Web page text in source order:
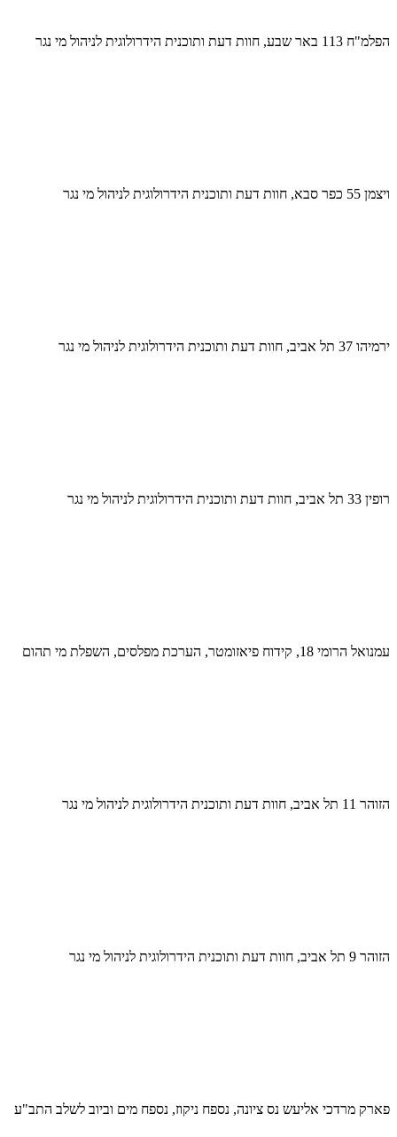
הפלמ"ח 113 באר שבע, חוות דעת ותוכנית הידרולוגית לניהול מי נגר
ויצמן 55 כפר סבא, חוות דעת ותוכנית הידרולוגית לניהול מי נגר
ירמיהו 37 תל אביב, חוות דעת ותוכנית הידרולוגית לניהול מי נגר
רופין 33 תל אביב, חוות דעת ותוכנית הידרולוגית לניהול מי נגר
עמנואל הרומי 18, קידוח פיאזומטר, הערכת מפלסים, השפלת מי תהום
הזוהר 11 תל אביב, חוות דעת ותוכנית הידרולוגית לניהול מי נגר
הזוהר 9 תל אביב, חוות דעת ותוכנית הידרולוגית לניהול מי נגר
פארק מרדכי אליעש נס ציונה, נספח ניקוז, נספח מים וביוב לשלב התב"ע